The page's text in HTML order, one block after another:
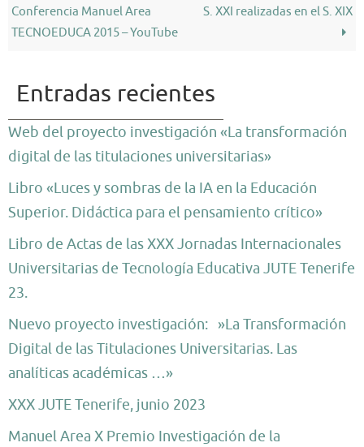
Conferencia Manuel Area
TECNOEDUCA 2015 – YouTube
S. XXI realizadas en el S. XIX
Entradas recientes
Web del proyecto investigación «La transformación
digital de las titulaciones universitarias»
Libro «Luces y sombras de la IA en la Educación
Superior. Didáctica para el pensamiento crítico»
Libro de Actas de las XXX Jornadas Internacionales
Universitarias de Tecnología Educativa JUTE Tenerife
23.
Nuevo proyecto investigación: »La Transformación
Digital de las Titulaciones Universitarias. Las
analíticas académicas …»
XXX JUTE Tenerife, junio 2023
Manuel Area X Premio Investigación de la